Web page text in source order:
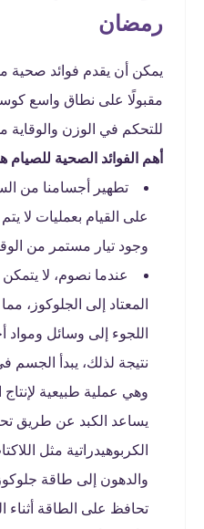
رمضان
يمكن أن يقدم فوائد صحية
مقبولًا على نطاق واسع
للتحكم في الوزن والوقاية
أهم الفوائد الصحية للصيام
تطهير أجسامنا من
على القيام بعمليات لا
وجود تيار مستمر من
عندما نصوم، لا
المعتاد إلى الجلوكوز،
اللجوء إلى وسائل ومواد
نتيجة لذلك، يبدأ الجسم
وهي عملية طبيعية
يساعد الكبد عن طريق
الكربوهيدراتية مثل
والدهون إلى طاقة
تحافظ على الطاقة أثناء